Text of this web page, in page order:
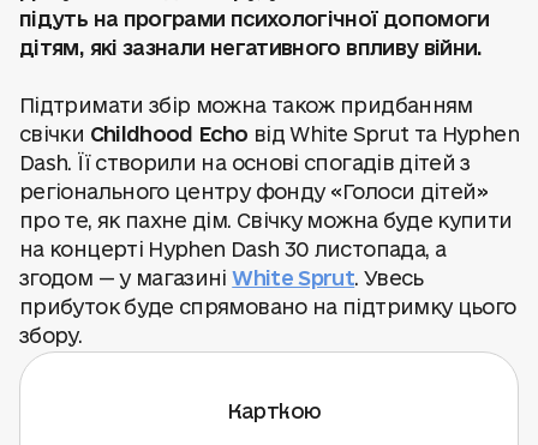
підуть на програми психологічної допомоги
дітям, які зазнали негативного впливу війни.
Підтримати збір можна також придбанням
свічки Childhood Echo від White Sprut та Hyphen
Dash. Її створили на основі спогадів дітей з
регіонального центру фонду «Голоси дітей»
про те, як пахне дім. Свічку можна буде купити
на концерті Hyphen Dash 30 листопада, а
згодом — у магазиніWhite Sprut. Увесь
прибуток буде спрямовано на підтримку цього
збору.
Карткою